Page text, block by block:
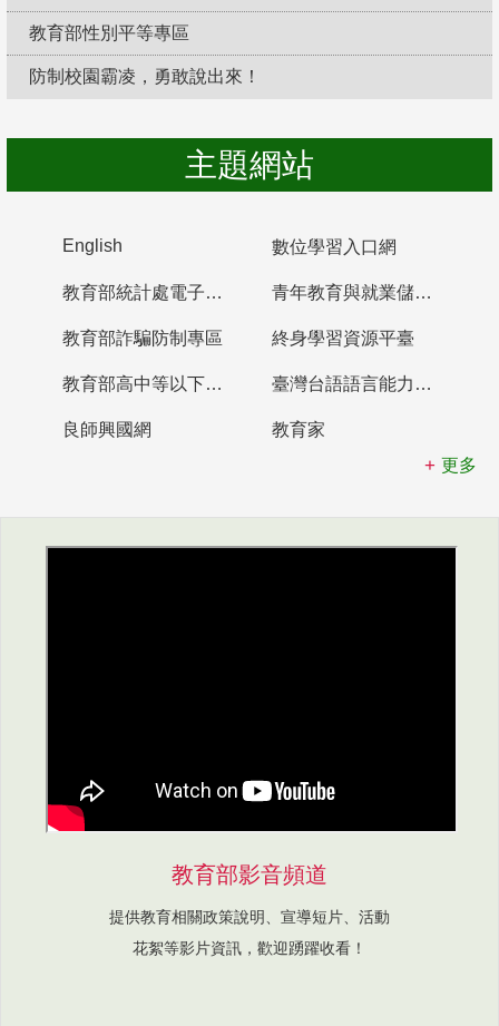
教育部性別平等專區
防制校園霸凌，勇敢說出來！
主題網站
English 數位學習入口網
教育部統計處電子書櫃 青年教育與就業儲蓄帳戶
教育部詐騙防制專區 終身學習資源平臺
教育部高中等以下學校及幼兒園教師資格檢定考試 臺灣台語語言能力認證網站
良師興國網
教育家
更多
教育部影音頻道
提供教育相關政策說明、宣導短片、活動
花絮等影片資訊，歡迎踴躍收看！